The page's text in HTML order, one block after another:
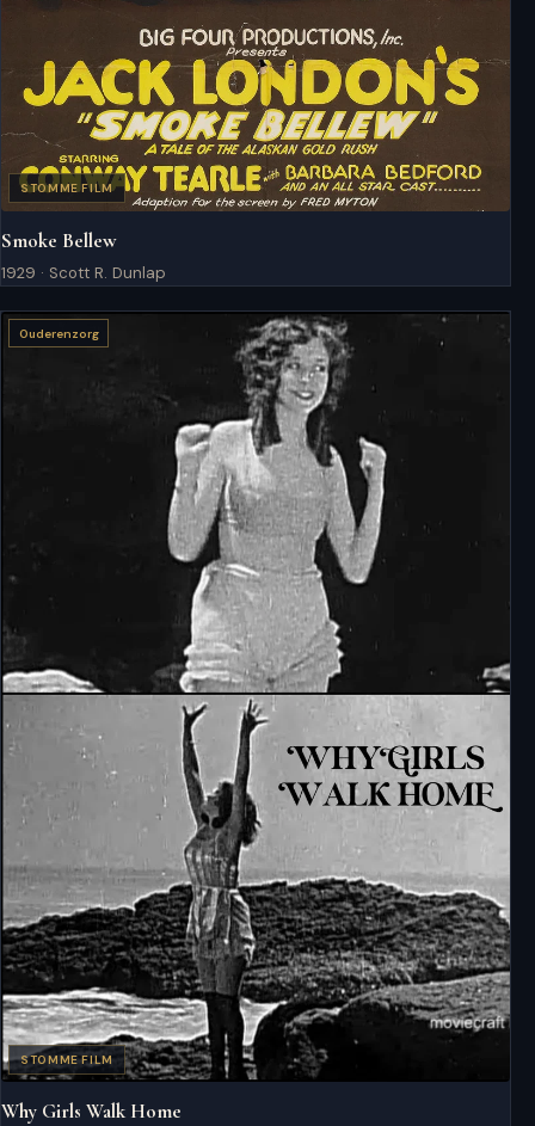
STOMME FILM
Smoke Bellew
1929 · Scott R. Dunlap
STOMME FILM
Ouderenzorg
Why Girls Walk Home